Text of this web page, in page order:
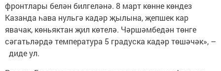
фронтлары белән билгеләнә. 8 март көнне көндез
Казанда һава нульгә кадәр җылына, җепшек кар
явачак, көньяктан җил көтелә. Чәршәмбедән төнге
сәгатьләрдә температура 5 градуска кадәр төшәчәк», –
диде ул.